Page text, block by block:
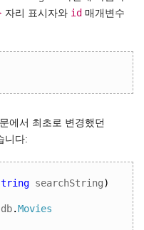
자리 표시자와 id 매개변수
에서 최초로 변경했던
니다:
searchString)
db.Movies